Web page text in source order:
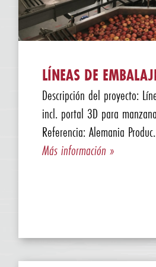
LÍNEAS DE
Descripción del proyecto:
incl. portal 3D para
Referencia: Alemania
Más información »